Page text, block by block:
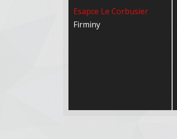
Esapce Le Corbusier
Firminy